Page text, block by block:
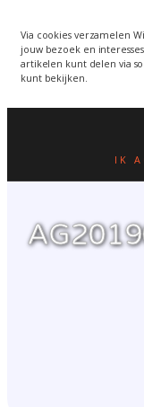
Via cookies verzamelen
jouw bezoek en
artikelen kunt delen via
kunt bekijken.
IK
wordt een week
i.v.m. warmte.